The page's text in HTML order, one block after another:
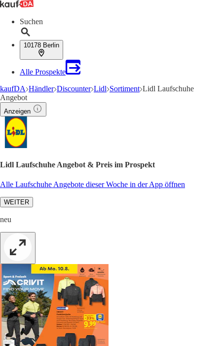
Suchen
10178 Berlin
Alle Prospekte
kaufDA Händler Discounter Lidl Sortiment Lidl Laufschuhe
Angebot
Anzeigen
Lidl Laufschuhe Angebot & Preis im Prospekt
Alle Laufschuhe Angebote dieser Woche in der App öffnen
WEITER
neu